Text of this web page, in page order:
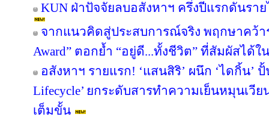
KUN ฝ่าปัจจัยลบอสังหาฯ ครึ่งปีแรกดันรา
จากแนวคิดสู่ประสบการณ์จริง พฤกษาคว้าร
Award” ตอกย้ำ “อยู่ดี...ทั้งชีวิต” ที่สัมผัสได้ใ
อสังหาฯ รายแรก! ‘แสนสิริ’ ผนึก ‘ไดกิ้น’ ปั้
Lifecycle’ ยกระดับสารทำความเย็นหมุนเวีย
เต็มขั้น